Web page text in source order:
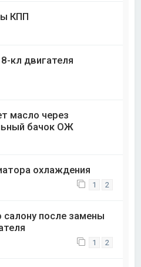
КПП
кл двигателя
масло через
бачок ОЖ
охлаждения
1 2
салону после замены
1 2